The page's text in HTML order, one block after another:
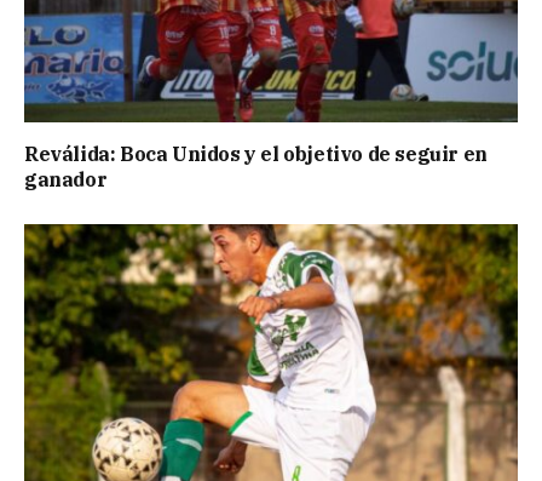
Reválida: Boca Unidos y el objetivo de seguir en
ganador